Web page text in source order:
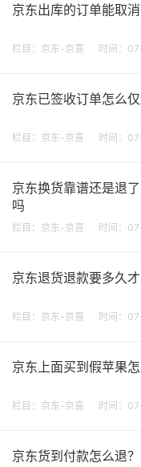
京东出库的订单能取
栏目： 京东-京喜 时间：
京东已签收订单怎么
栏目： 京东-京喜 时间：
京东换货靠谱还是退
吗
栏目： 京东-京喜 时间：
京东退货退款要多久
栏目： 京东-京喜 时间：
京东上面买到假苹果
栏目： 京东-京喜 时间：
京东货到付款怎么退